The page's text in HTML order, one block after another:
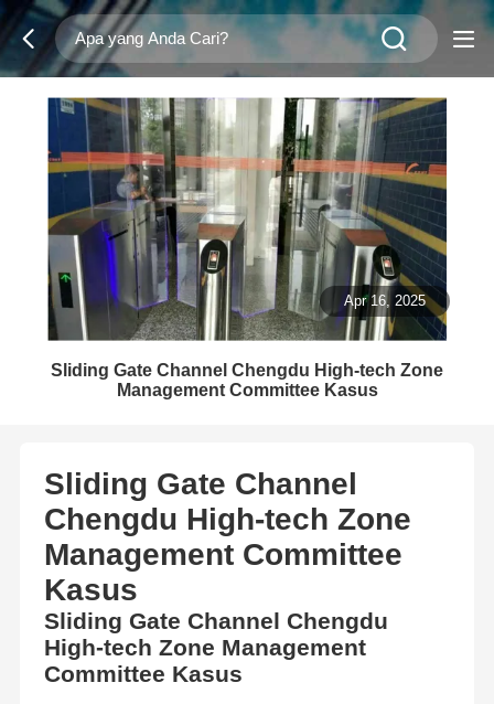
Apr 16, 2025
Sliding Gate Channel Chengdu High-tech Zone
Management Committee Kasus
Sliding Gate Channel
Chengdu High-tech Zone
Management Committee
Kasus
Sliding Gate Channel Chengdu
High-tech Zone Management
Committee Kasus